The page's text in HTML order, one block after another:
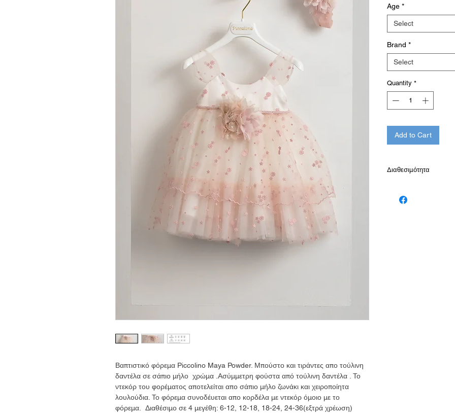
Βαπτιστικό φόρεμα Piccolino Maya Powder. Μπούστο και τιράντες απο τούλινη
δαντέλα σε σάπιο μήλο χρώμα .Ασύμμετρη φούστα από τούλινη δαντέλα . Το
ντεκόρ του φορέματος αποτελείται απο σάπιο μήλο ζωνάκι και χειροποίητα
λουλούδια. Το φόρεμα συνοδέυεται απο κορδέλα με ντεκόρ όμοιο με το
φόρεμα. Διαθέσιμο σε 4 μεγέθη: 6-12, 12-18, 18-24, 24-36(εξτρά χρέωση)
Age *
Select
Brand *
Select
Quantity *
Add to Cart
Διαθεσιμότητα